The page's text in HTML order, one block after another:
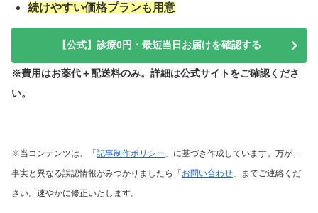
続けやすい価格プランも用意
【公式】診療0円・最短当日お届けを確認する
※費用はお薬代＋配送料のみ。詳細は公式サイトをご確認くださ
い。
※当コンテンツは、「 記事制作ポリシー 」に基づき作成しています。万が一
事実と異なる誤認情報がみつかりましたら「 お問い合わせ 」までご連絡くだ
さい。速やかに修正いたします。